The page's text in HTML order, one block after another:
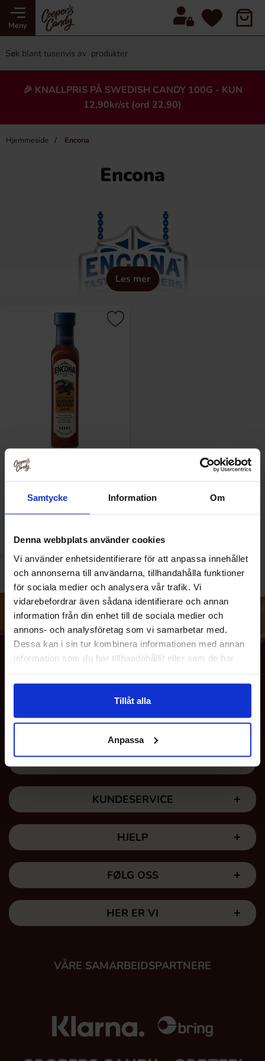
Samtycke Information Om
Denna webbplats använder cookies
Vi använder enhetsidentifierare för att anpassa innehållet
och annonserna till användarna, tillhandahålla funktioner
för sociala medier och analysera vår trafik. Vi
vidarebefordrar även sådana identifierare och annan
information från din enhet till de sociala medier och
annons- och analysföretag som vi samarbetar med.
Dessa kan i sin tur kombinera informationen med annan
information som du har tillhandahållit eller som de har
Tillåt alla
Anpassa
Meny
🎉 KNALLPRIS PÅ SWEDISH CANDY 100G - KUN
12,90kr/st (ord 22,90)
Hjemmeside Encona
Encona
Les mer
Ta dina smaklökar på en resa som de aldrig kommer att
dimension till dina maträtter
Encona Carolina Reaper Sauce
46.90 kr/stk
OM OSS
KUNDESERVICE
HJELP
FØLG OSS
HER ER VI
VÅRE SAMARBEIDSPARTNERE